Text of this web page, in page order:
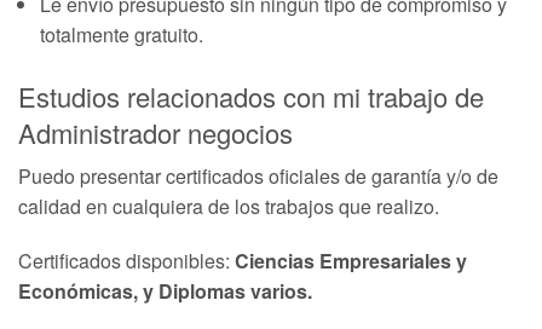
totalmente gratuito.
Estudios relacionados con mi trabajo de
Administrador negocios
Puedo presentar certificados oficiales de garantía y/o de
calidad en cualquiera de los trabajos que realizo.
Certificados disponibles: Ciencias Empresariales y
Económicas, y Diplomas varios.